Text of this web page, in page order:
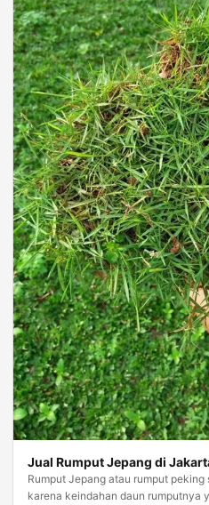
Jual Rumput Jepang di
Rumput Jepang atau rumput
karena keindahan daun rumputnya